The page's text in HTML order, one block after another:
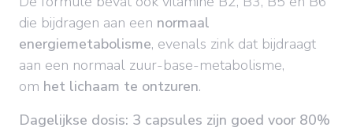
die bijdragen aan een normaal
energiemetabolisme, evenals zink dat bijdraagt
aan een normaal zuur-base-metabolisme,
om het lichaam te ontzuren.
Dagelijkse dosis: 3 capsules zijn goed voor 80%